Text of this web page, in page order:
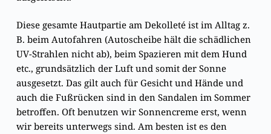
Diese gesamte Hautpartie am Dekolleté ist im Alltag z.
B. beim Autofahren (Autoscheibe hält die schädlichen
UV-Strahlen nicht ab), beim Spazieren mit dem Hund
etc., grundsätzlich der Luft und somit der Sonne
ausgesetzt. Das gilt auch für Gesicht und Hände und
auch die Fußrücken sind in den Sandalen im Sommer
betroffen. Oft benutzen wir Sonnencreme erst, wenn
wir bereits unterwegs sind. Am besten ist es den